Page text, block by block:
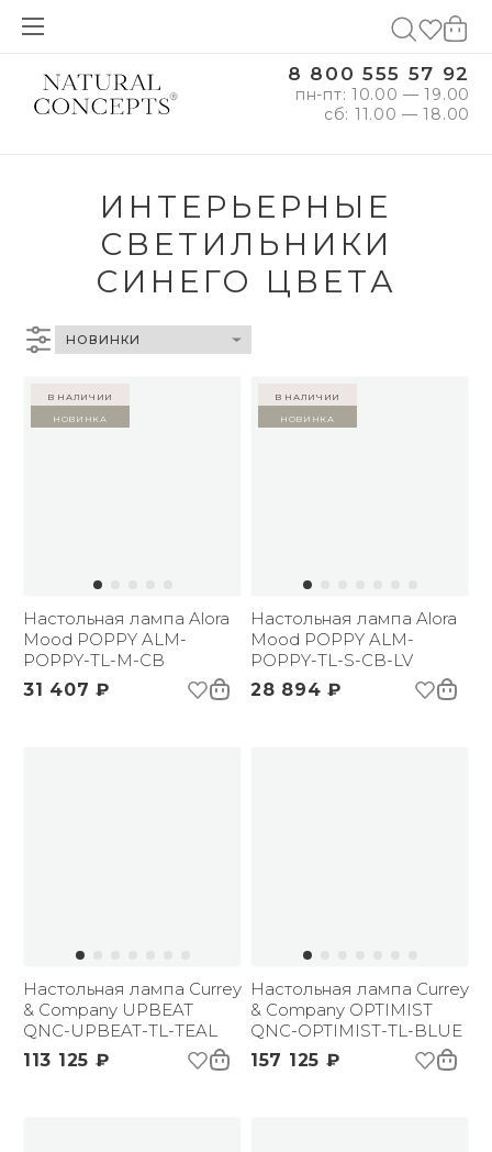
8 800 555 57 92
пн-пт: 10.00 — 19.00
сб: 11.00 — 18.00
ИНТЕРЬЕРНЫЕ
СВЕТИЛЬНИКИ
СИНЕГО ЦВЕТА
в наличии
Новинка
Настольная лампа Alora
Mood POPPY ALM-
POPPY-TL-M-CB
31 407 ₽
в наличии
Новинка
Настольная лампа Alora
Mood POPPY ALM-
POPPY-TL-S-CB-LV
28 894 ₽
Настольная лампа Currey
& Company UPBEAT
QNC-UPBEAT-TL-TEAL
113 125 ₽
Настольная лампа Currey
& Company OPTIMIST
QNC-OPTIMIST-TL-BLUE
157 125 ₽